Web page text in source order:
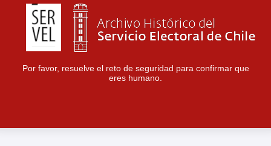
Por favor, resuelve el reto de seguridad para confirmar que
eres humano.